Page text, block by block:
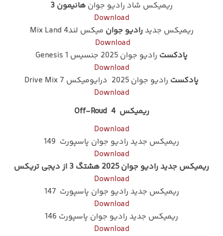
ریمیکس شاد رادیو جوان هانیمون 3
Download
ریمیکس جدیدرادیو جوان میکس لندMix Land 4
Download
پادکست رادیو جوان 2025 جنسیس 1 Genesis
Download
پادکست رادیو جوان 2025 درایومیکس Drive Mix 7
Download
ریمیکس Off-Roud 4
Download
ریمیکس جدید رادیو جوان پاسپورت 149
Download
ریمیکس جدید رادیو جوان 2025 هشتگ 3 از دیجی تریکس
Download
ریمیکس جدید رادیو جوان پاسپورت 147
Download
ریمیکس جدید رادیو جوان پاسپورت 146
Download